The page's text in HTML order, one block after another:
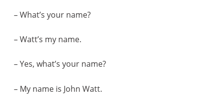
– What’s your name?
– Watt’s my name.
– Yes, what’s your name?
– My name is John Watt.